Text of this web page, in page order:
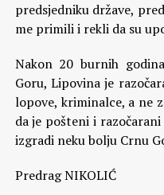
predsjedniku države,
me primili i rekli da su
Nakon 20 burnih
Goru, Lipovina je
lopove, kriminalce, a ne
da je pošteni i
izgradi neku bolju Crnu
Predrag NIKOLIĆ